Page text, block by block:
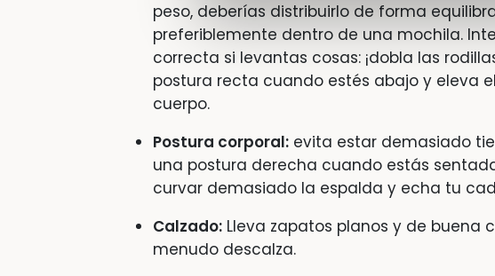
peso, deberías distribuirlo de forma
preferiblemente dentro de una mochila.
correcta si levantas cosas: ¡dobla las
postura recta cuando estés abajo y eleva
cuerpo.
Postura corporal: evita estar demasiado
una postura derecha cuando estás
curvar demasiado la espalda y echa tu
Calzado: Lleva zapatos planos y de buena
menudo descalza.